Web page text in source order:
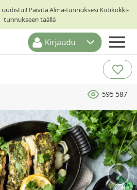
Päivitä Alma-tunnuksesi Kotikokki-
tunnukseen täällä
Kirjaudu
595 587
›